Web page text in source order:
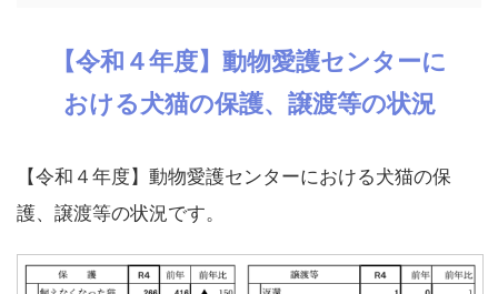
【令和４年度】動物愛護センターに
おける犬猫の保護、譲渡等の状況
【令和４年度】動物愛護センターにおける犬猫の保
護、譲渡等の状況です。